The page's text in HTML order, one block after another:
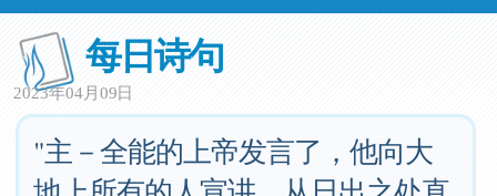
每日诗句
2023年04月09日
"主－全能的上帝发言了，他向大